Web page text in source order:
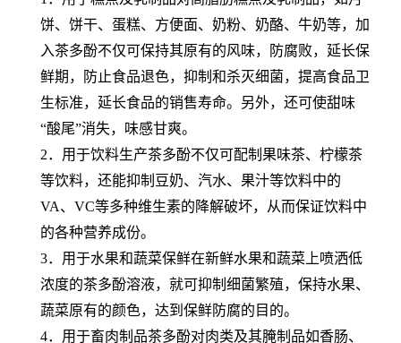
饼、饼干、蛋糕、方便面、奶粉、奶酪、牛奶等，加
入茶多酚不仅可保持其原有的风味，防腐败，延长保
鲜期，防止食品退色，抑制和杀灭细菌，提高食品卫
生标准，延长食品的销售寿命。另外，还可使甜味
“酸尾”消失，味感甘爽。
2．用于饮料生产茶多酚不仅可配制果味茶、柠檬茶
等饮料，还能抑制豆奶、汽水、果汁等饮料中的
VA、VC等多种维生素的降解破坏，从而保证饮料中
的各种营养成份。
3．用于水果和蔬菜保鲜在新鲜水果和蔬菜上喷洒低
浓度的茶多酚溶液，就可抑制细菌繁殖，保持水果、
蔬菜原有的颜色，达到保鲜防腐的目的。
4．用于畜肉制品茶多酚对肉类及其腌制品如香肠、